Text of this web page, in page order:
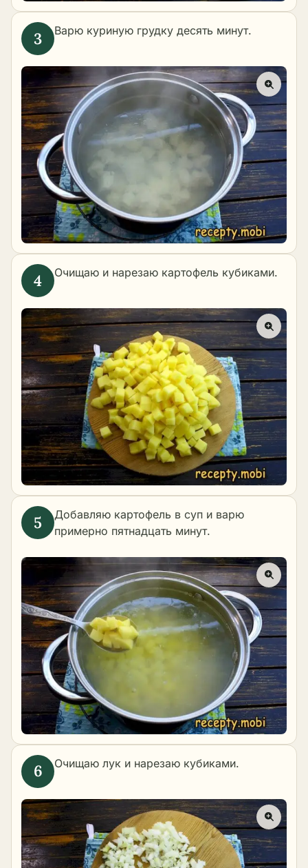
Варю куриную грудку десять минут.
Очищаю и нарезаю картофель кубиками.
Добавляю картофель в суп и варю
примерно пятнадцать минут.
Очищаю лук и нарезаю кубиками.